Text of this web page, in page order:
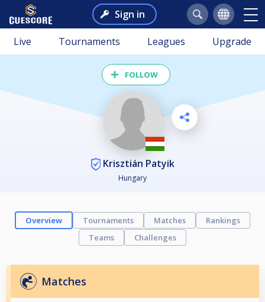
Sign in
Live Tournaments Leagues Upgrade
FOLLOW
Krisztián Patyik
Hungary
Overview Tournaments Matches
Rankings
Teams
Challenges
Matches